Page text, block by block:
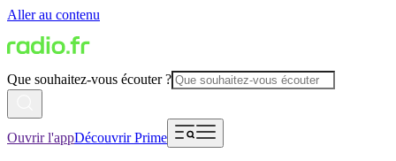
Aller au contenu
Que souhaitez-vous écouter ?
Ouvrir l'appDécouvrir Prime